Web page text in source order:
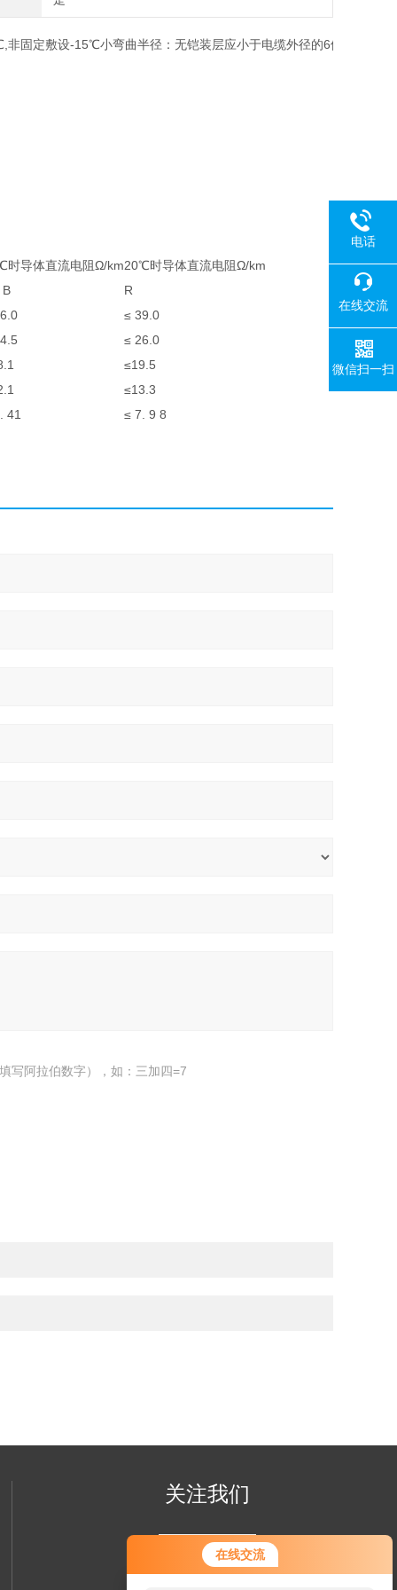
在线交流
您好！欢迎前来咨询，很高兴为您
服务，请问您要咨询什么问题呢？
定敷设-15℃小弯曲半径：无铠装层应小于电缆外径的6倍，带铠
时导体直流电阻Ω/km20℃时导体直流电阻Ω/km
B
R
≤ 39.0
≤ 26.0
≤19.5
≤13.3
41 ≤ 7. 9 8
写阿拉伯数字），如：三加四=7
关注我们
电话
在线交流
微信扫一扫